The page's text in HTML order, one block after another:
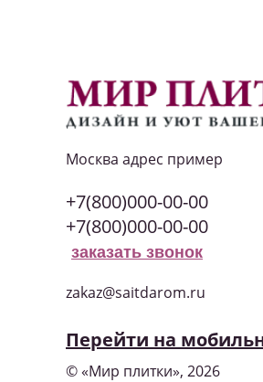
Москва адрес пример
+7(800)000-00-00
+7(800)000-00-00
заказать звонок
zakaz@saitdarom.ru
Перейти на
© «Мир плитки», 2026